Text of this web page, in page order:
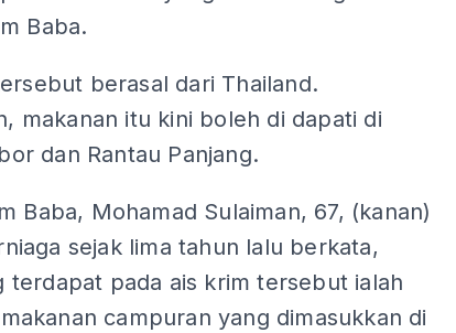
Baba.
berasal dari Thailand.
makanan itu kini boleh di dapati di
dan Rantau Panjang.
Baba, Mohamad Sulaiman, 67, (kanan)
sejak lima tahun lalu berkata,
terdapat pada ais krim tersebut ialah
campuran yang dimasukkan di